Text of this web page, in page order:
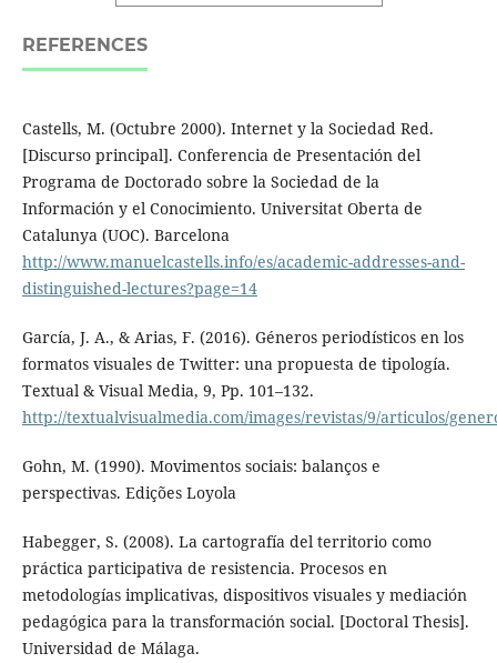
REFERENCES
Castells, M. (Octubre 2000). Internet y la Sociedad Red.
[Discurso principal]. Conferencia de Presentación del
Programa de Doctorado sobre la Sociedad de la
Información y el Conocimiento. Universitat Oberta de
Catalunya (UOC). Barcelona
http://www.manuelcastells.info/es/academic-addresses-and-
distinguished-lectures?page=14
García, J. A., & Arias, F. (2016). Géneros periodísticos en los
formatos visuales de Twitter: una propuesta de tipología.
Textual & Visual Media, 9, Pp. 101–132.
http://textualvisualmedia.com/images/revistas/9/articulos/
Gohn, M. (1990). Movimentos sociais: balanços e
perspectivas. Edições Loyola
Habegger, S. (2008). La cartografía del territorio como
práctica participativa de resistencia. Procesos en
metodologías implicativas, dispositivos visuales y mediación
pedagógica para la transformación social. [Doctoral Thesis].
Universidad de Málaga.